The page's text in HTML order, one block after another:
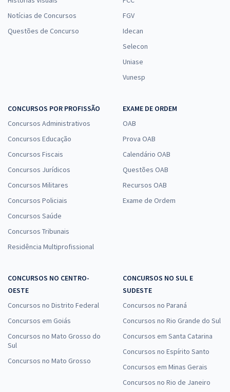
Notícias de Concursos
Questões de Concurso
FGV
Idecan
Selecon
Uniase
Vunesp
CONCURSOS POR PROFISSÃO
Concursos Administrativos
Concursos Educação
Concursos Fiscais
Concursos Jurídicos
Concursos Militares
Concursos Policiais
Concursos Saúde
Concursos Tribunais
Residência Multiprofissional
EXAME DE ORDEM
OAB
Prova OAB
Calendário OAB
Questões OAB
Recursos OAB
Exame de Ordem
CONCURSOS NO CENTRO-
OESTE
Concursos no Distrito Federal
Concursos em Goiás
Concursos no Mato Grosso do
Sul
Concursos no Mato Grosso
CONCURSOS NO SUL E
SUDESTE
Concursos no Paraná
Concursos no Rio Grande do Sul
Concursos em Santa Catarina
Concursos no Espírito Santo
Concursos em Minas Gerais
Concursos no Rio de Janeiro